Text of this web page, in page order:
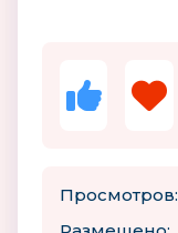
Просмотров: